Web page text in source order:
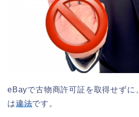
eBayで古物商許可証を取得せずに
は違法です。